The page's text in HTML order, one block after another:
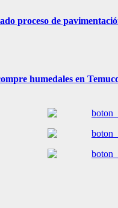
proceso de
humedales en